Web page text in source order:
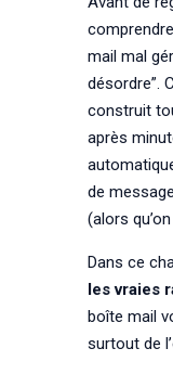
mail mal
désordre”.
construit
après
de
(alors
Dans ce
les vraies
boîte mail
surtout de